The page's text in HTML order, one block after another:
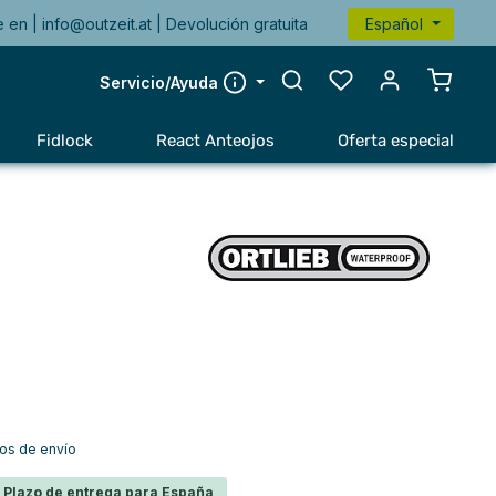
en |info@outzeit.at | Devolución gratuita Español
Servicio/Ayuda
El
Fidlock React Anteojos Oferta especial
de envío
de entrega para España